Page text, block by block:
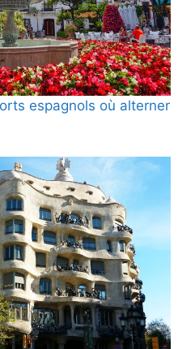
espagnols où alterner